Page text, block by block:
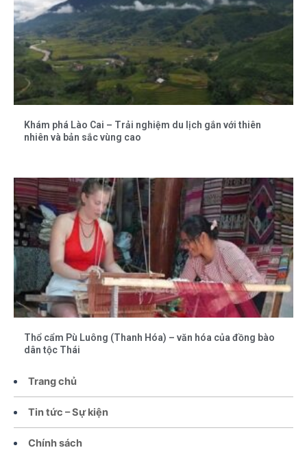
Trang chủ
Tin tức – Sự kiện
Chính sách
Khám phá Lào Cai – Trải nghiệm du lịch gắn với thiên
nhiên và bản sắc vùng cao
Thổ cẩm Pù Luông (Thanh Hóa) – văn hóa của đồng bào
dân tộc Thái